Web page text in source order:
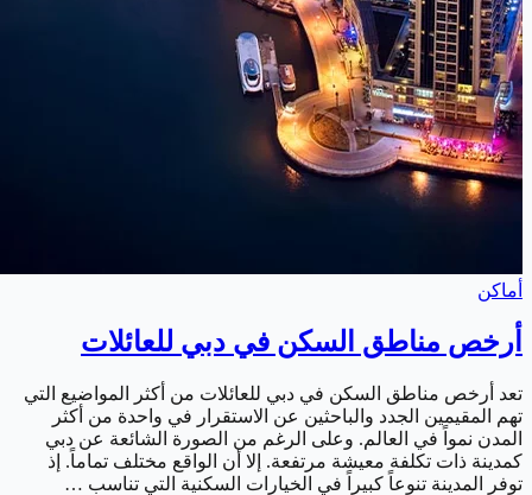
أماكن
أرخص مناطق السكن في دبي للعائلات
تعد أرخص مناطق السكن في دبي للعائلات من أكثر المواضيع التي
تهم المقيمين الجدد والباحثين عن الاستقرار في واحدة من أكثر
المدن نمواً في العالم. وعلى الرغم من الصورة الشائعة عن دبي
كمدينة ذات تكلفة معيشة مرتفعة. إلا أن الواقع مختلف تماماً. إذ
توفر المدينة تنوعاً كبيراً في الخيارات السكنية التي تناسب …